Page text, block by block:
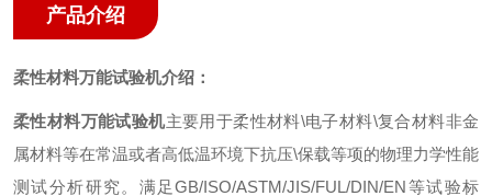
产品介绍
柔性材料万能试验机介绍 ：
柔性材料万能试验机主要用于柔性材料\电子材料\复合材料非金
属材料等在常温或者高低温环境下抗压\保载等项的物理力学性能
测试分析研究。满足GB/ISO/ASTM/JIS/FUL/DIN/EN等试验标